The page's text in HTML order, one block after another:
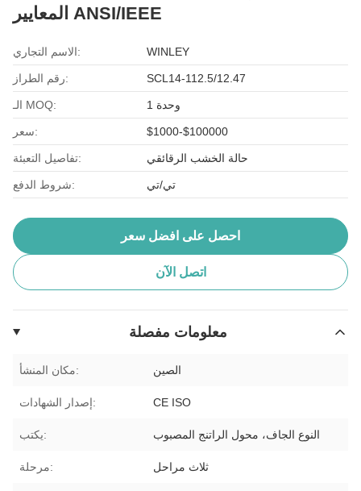
المعايير ANSI/IEEE
الاسم التجاري: WINLEY
رقم الطراز: SCL14-112.5/12.47
الـ MOQ: 1 وحدة
سعر: $1000-$100000
تفاصيل التعبئة: حالة الخشب الرقائقي
شروط الدفع: تي/تي
احصل على افضل سعر
اتصل الآن
معلومات مفصلة
مكان المنشأ: الصين
إصدار الشهادات: CE ISO
يكتب: النوع الجاف، محول الراتنج المصبوب
مرحلة: ثلاث مراحل